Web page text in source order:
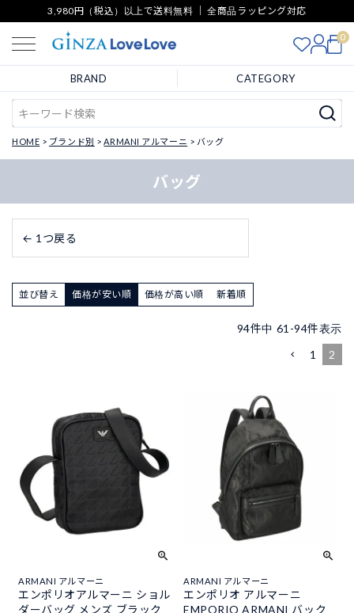
3,980円（税込）以上で送料無料 ｜ 全商品ラッピング対応
0
BRAND CATEGORY
HOME ブランド別 ARMANI アルマーニ バッグ
バッグ
← 1つ戻る
並び替え 価格が安い順 価格が高い順 新着順
94件中 61 -94件表示
1
2
ARMANI アルマーニ
エンポリオアルマーニ ショル
ダーバッグ メンズ ブラック
ARMANI アルマーニ
エンポリオ アルマーニ
EMPORIO ARMANI バック